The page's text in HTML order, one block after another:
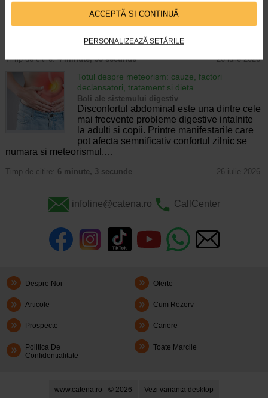
ACCEPTĂ SI CONTINUĂ
PERSONALIZEAZĂ SETĂRILE
dupa masa o senzatie de prea plin, chiar si
atunci cand nu au consumat o cantitate
foarte mare de alimente. In cele mai multe
cazuri, aceasta apare ocazional…
Timp de citire:4 minute, 55 secunde 26 iulie 2026
Totul despre meteorism: cauze, factori
declansatori, tratament si dieta
Boli ale sistemului digestiv
Disconfortul abdominal este una dintre cele
mai frecvente probleme digestive intalnite
la adulti si copii. Printre manifestarile care
pot afecta semnificativ confortul zilnic se
numara si meteorismul,…
Timp de citire: 6 minute, 3 secunde 26 iulie 2026
infoline@catena.ro CallCenter
Despre Noi Oferte
Articole Cum Rezerv
Prospecte Cariere
Politica De
Confidentialitate
Toate Marcile
www.catena.ro - © 2026 Vezi varianta desktop